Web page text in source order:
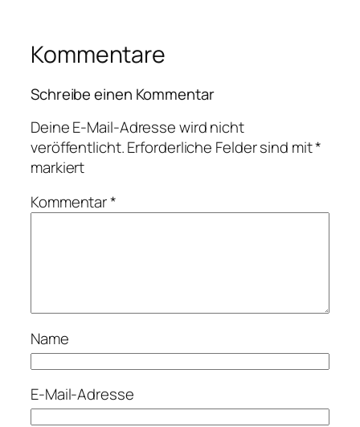
Kommentare
Schreibe einen Kommentar
Deine E-Mail-Adresse wird nicht
veröffentlicht.Erforderliche Felder sind mit*
markiert
Kommentar*
Name
E-Mail-Adresse